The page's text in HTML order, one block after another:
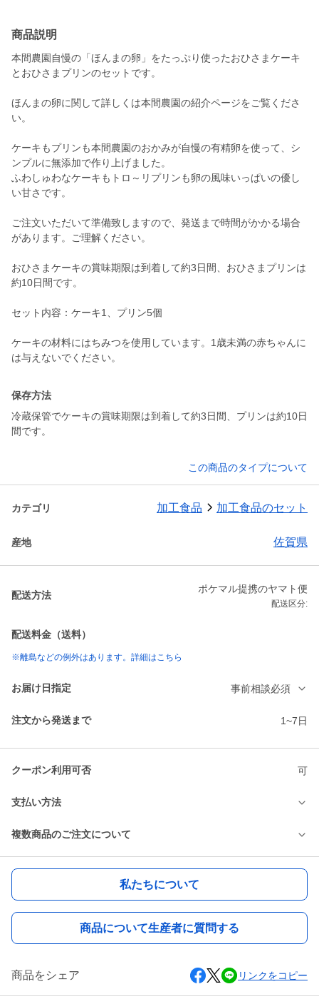
商品説明
本間農園自慢の「ほんまの卵」をたっぷり使ったおひさまケーキ
とおひさまプリンのセットです。
ほんまの卵に関して詳しくは本間農園の紹介ページをご覧くださ
い。
ケーキもプリンも本間農園のおかみが自慢の有精卵を使って、シ
ンプルに無添加で作り上げました。
ふわしゅわなケーキもトロ～リプリンも卵の風味いっぱいの優し
い甘さです。
ご注文いただいて準備致しますので、発送まで時間がかかる場合
があります。ご理解ください。
おひさまケーキの賞味期限は到着して約3日間、おひさまプリンは
約10日間です。
セット内容：ケーキ1、プリン5個
ケーキの材料にはちみつを使用しています。1歳未満の赤ちゃんに
は与えないでください。
保存方法
冷蔵保管でケーキの賞味期限は到着して約3日間、プリンは約10日
間です。
この商品のタイプについて
カテゴリ 加工食品 加工食品のセット
産地 佐賀県
配送方法
ポケマル提携のヤマト便
配送区分:
配送料金（送料）
※離島などの例外はあります。詳細はこちら
お届け日指定 事前相談必須
注文から発送まで 1~7日
クーポン利用可否 可
支払い方法
複数商品のご注文について
私たちについて
商品について生産者に質問する
商品をシェア リンクをコピー